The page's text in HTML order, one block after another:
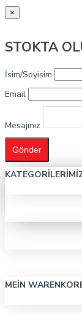
×
STOKTA
İsim/Soyisim
Email
Mesajınız
Gönder
MEIN